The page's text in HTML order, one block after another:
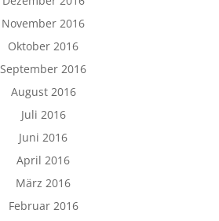
November 2016
Oktober 2016
September 2016
August 2016
Juli 2016
Juni 2016
April 2016
März 2016
Februar 2016